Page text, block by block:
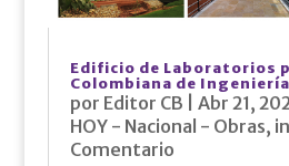
Edificio de Laboratorios
Colombiana de
por Editor CB Abr 21,
HOY - Nacional - Obras,
Comentario